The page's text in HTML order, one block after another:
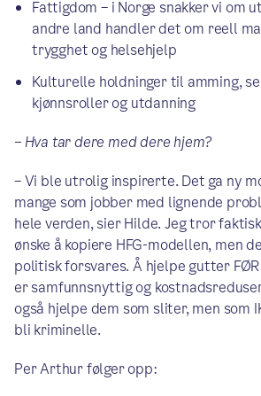
Fattigdom – i Norge snakker vi om
andre land handler det om reell
trygghet og helsehjelp
Kulturelle holdninger til amming,
kjønnsroller og utdanning
– Hva tar dere med dere hjem?
– Vi ble utrolig inspirerte. Det ga ny
mange som jobber med lignende
hele verden, sier Hilde. Jeg tror
ønske å kopiere HFG-modellen, men
politisk forsvares. Å hjelpe gutter
er samfunnsnyttig og
også hjelpe dem som sliter, men som
bli kriminelle.
Per Arthur følger opp: